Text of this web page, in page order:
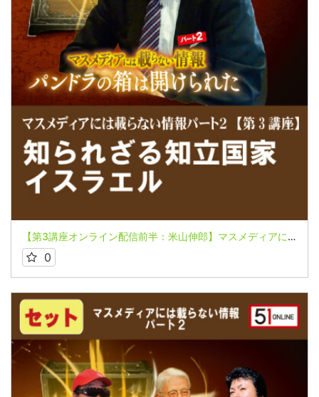
【第3講座オンライン配信前半：米山伸郎】マスメディアには載らない情報パート２～パンドラの箱は開けられた～【知られざる知立国家イスラエル】
0